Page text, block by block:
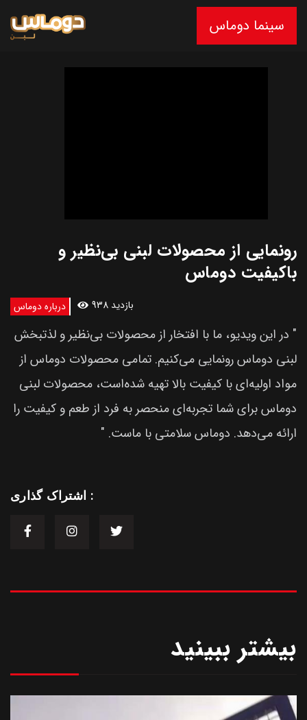
سینما دوماس
رونمایی از محصولات لبنی بی‌نظیر و
باکیفیت دوماس
درباره دوماس 938 بازدید
" در این ویدیو، ما با افتخار از محصولات بی‌نظیر و لذتبخش
لبنی دوماس رونمایی می‌کنیم. تمامی محصولات دوماس از
مواد اولیه‌ای با کیفیت بالا تهیه شده‌است، محصولات لبنی
دوماس برای شما تجربه‌ای منحصر به فرد از طعم و کیفیت را
ارائه می‌دهد. دوماس سلامتی با ماست. "
اشتراک گذاری :
بیشتر ببینید